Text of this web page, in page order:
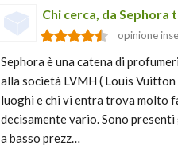
Chi cerca, da Sephora
opinione
Sephora è una catena di
alla società LVMH ( Louis
luoghi e chi vi entra trova molto
decisamente vario. Sono
a basso prezz…